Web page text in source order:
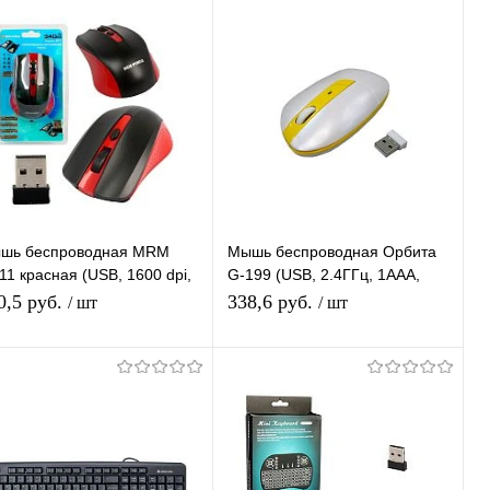
Купить в 1
К
сравнению
В избранное Под заказ
сравнению
В избранное Под заказ
беспроводная MRM
красная (USB, 1600 dpi,
3 кнопки)
руб. / шт
сравнению
Мышь беспроводная Орбита
G-199 (USB, 2.4ГГц, 1ААА,
10м)/100
338,6 руб. / шт
Купить в 1
клик
сравнению